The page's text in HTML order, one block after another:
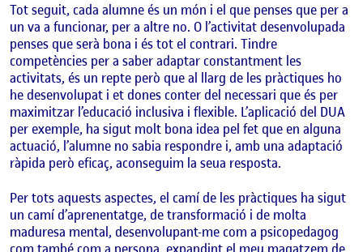
Tot seguit, cada alumne és un món i el que penses que per a
un va a funcionar, per a altre no. O l’activitat desenvolupada
penses que serà bona i és tot el contrari. Tindre
competències per a saber adaptar constantment les
activitats, és un repte però que al llarg de les pràctiques ho
he desenvolupat i et dones conter del necessari que és per
maximitzar l’educació inclusiva i flexible. L’aplicació del DUA
per exemple, ha sigut molt bona idea pel fet que en alguna
actuació, l’alumne no sabia respondre i, amb una adaptació
ràpida però eficaç, aconseguim la seua resposta.
Per tots aquests aspectes, el camí de les pràctiques ha sigut
un camí d’aprenentatge, de transformació i de molta
maduresa mental, desenvolupant-me com a psicopedagog